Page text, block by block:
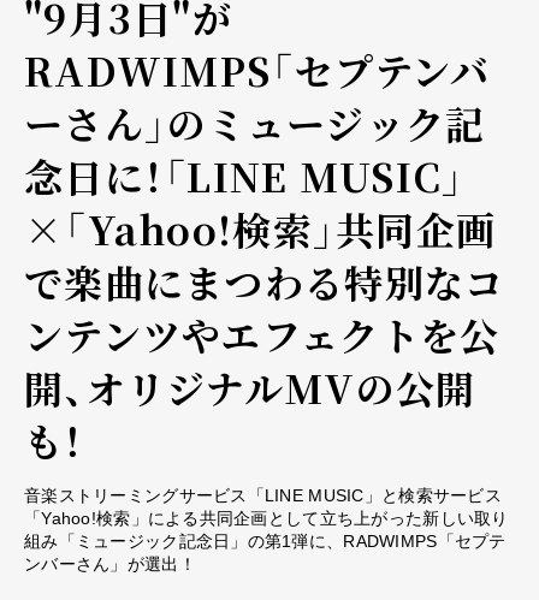
"9月3日"が
RADWIMPS「セプテンバ
ーさん」のミュージック記
念日に！「LINE MUSIC」
×「Yahoo!検索」共同企画
で楽曲にまつわる特別なコ
ンテンツやエフェクトを公
開、オリジナルMVの公開
も！
音楽ストリーミングサービス「LINE MUSIC」と検索サービス
「Yahoo!検索」による共同企画として立ち上がった新しい取り
組み「ミュージック記念日」の第1弾に、RADWIMPS「セプテ
ンバーさん」が選出！